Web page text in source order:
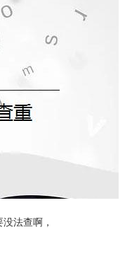
法查啊，